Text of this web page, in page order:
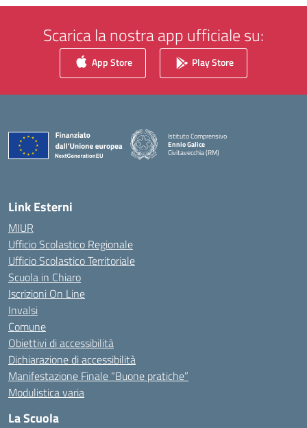
Scarica la nostra app ufficiale su:
App Store Play Store
Istituto Comprensivo
Ennio Galice
Civitavecchia (RM)
Link Esterni
MIUR
Ufficio Scolastico Regionale
Ufficio Scolastico Territoriale
Scuola in Chiaro
Iscrizioni On Line
Invalsi
Comune
Obiettivi di accessibilità
Dichiarazione di accessibilità
Manifestazione Finale “Buone pratiche”
Modulistica varia
La Scuola